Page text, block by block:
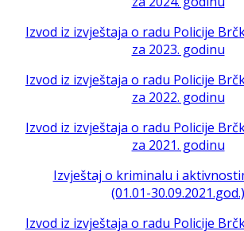
Izvod iz izvještaja o radu Policije
za 2023. godinu
Izvod iz izvještaja o radu Policije
za 2022. godinu
Izvod iz izvještaja o radu Policije
za 2021. godinu
Izvještaj o kriminalu i
(01.01-30.09.2021.god.)
Izvod iz izvještaja o radu Policije